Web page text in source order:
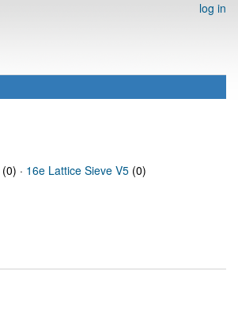
log in
(0) · 16e Lattice Sieve V5 (0)